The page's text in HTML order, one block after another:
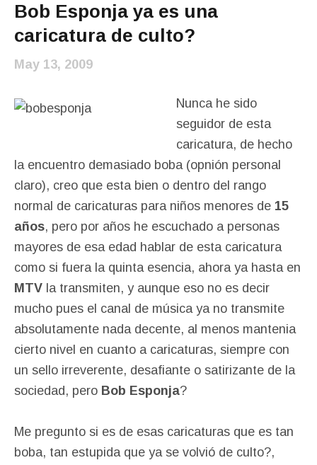
Bob Esponja ya es una
caricatura de culto?
May 13, 2009
Nunca he sido
seguidor de esta
caricatura, de hecho
la encuentro demasiado boba (opnión personal
claro), creo que esta bien o dentro del rango
normal de caricaturas para niños menores de 15
años, pero por años he escuchado a personas
mayores de esa edad hablar de esta caricatura
como si fuera la quinta esencia, ahora ya hasta en
MTV la transmiten, y aunque eso no es decir
mucho pues el canal de música ya no transmite
absolutamente nada decente, al menos mantenia
cierto nivel en cuanto a caricaturas, siempre con
un sello irreverente, desafiante o satirizante de la
sociedad, pero Bob Esponja?
Me pregunto si es de esas caricaturas que es tan
boba, tan estupida que ya se volvió de culto?,